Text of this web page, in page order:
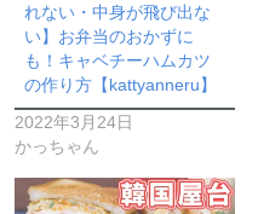
れない・中身が飛び出な
い】お弁当のおかずに
も！キャベチーハムカツ
の作り方【kattyanneru】
2022年3月24日
かっちゃん